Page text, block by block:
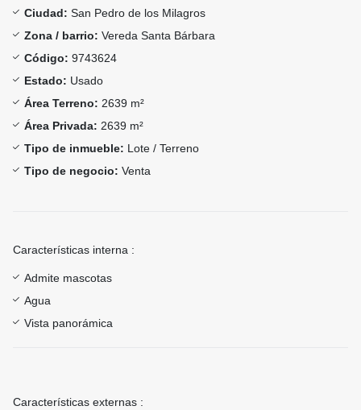
Ciudad: San Pedro de los Milagros
Zona / barrio: Vereda Santa Bárbara
Código: 9743624
Estado: Usado
Área Terreno: 2639 m²
Área Privada: 2639 m²
Tipo de inmueble: Lote / Terreno
Tipo de negocio: Venta
Características interna :
Admite mascotas
Agua
Vista panorámica
Características externas :